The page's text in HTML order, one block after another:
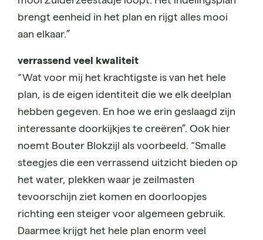
brengt eenheid in het plan en rijgt alles mooi
aan elkaar.”
verrassend veel kwaliteit
“Wat voor mij het krachtigste is van het hele
plan, is de eigen identiteit die we elk deelplan
hebben gegeven. En hoe we erin geslaagd zijn
interessante doorkijkjes te creëren”. Ook hier
noemt Bouter Blokzijl als voorbeeld. “Smalle
steegjes die een verrassend uitzicht bieden op
het water, plekken waar je zeilmasten
tevoorschijn ziet komen en doorloopjes
richting een steiger voor algemeen gebruik.
Daarmee krijgt het hele plan enorm veel